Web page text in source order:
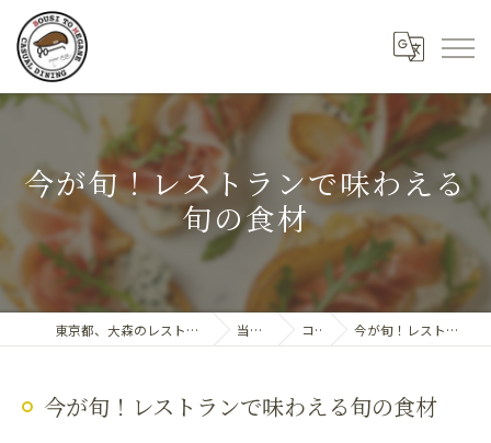
今が旬！レストランで味わえる
旬の食材
東京都、大森のレストランならDining 帽子とめがね 当店の特徴 コラム 今が旬！レストランで味わえる旬の食材
今が旬！レストランで味わえる旬の食材